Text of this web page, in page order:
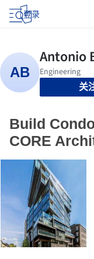
登录
关
Build
CORE